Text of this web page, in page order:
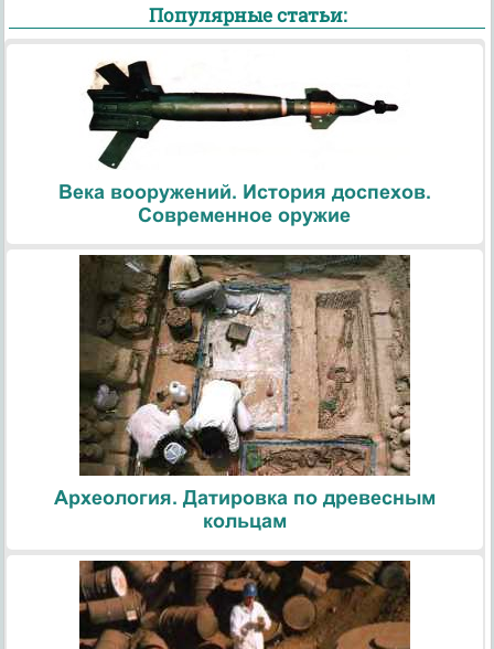
Популярные статьи:
Века вооружений. История доспехов.
Современное оружие
Археология. Датировка по древесным
кольцам